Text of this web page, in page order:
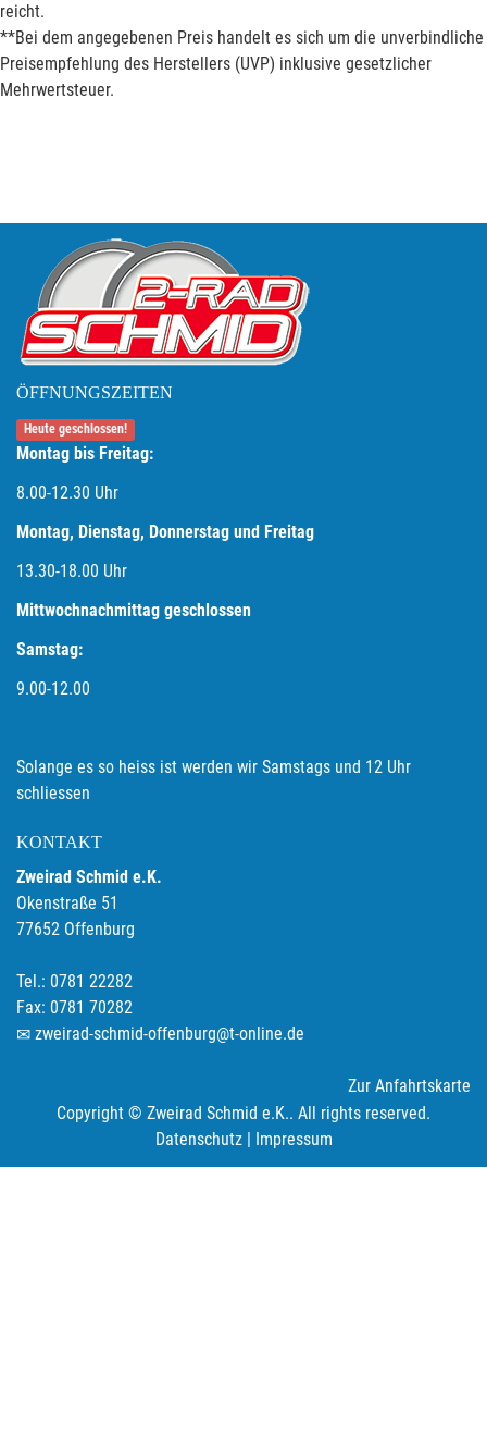
reicht.
**Bei dem angegebenen Preis handelt es sich um die unverbindliche
Preisempfehlung des Herstellers (UVP) inklusive gesetzlicher
Mehrwertsteuer.
ÖFFNUNGSZEITEN
Heute geschlossen!
Montag bis Freitag:
8.00-12.30 Uhr
Montag, Dienstag, Donnerstag und Freitag
13.30-18.00 Uhr
Mittwochnachmittag geschlossen
Samstag:
9.00-12.00
Solange es so heiss ist werden wir Samstags und 12 Uhr
schliessen
KONTAKT
Zweirad Schmid e.K.
Okenstraße 51
77652 Offenburg
Tel.: 0781 22282
Fax: 0781 70282
zweirad-schmid-offenburg@t-online.de
Zur Anfahrtskarte
Copyright © Zweirad Schmid e.K.. All rights reserved.
Datenschutz| Impressum